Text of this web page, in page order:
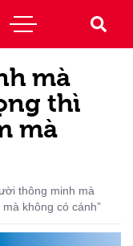
mà
thì
mà
thông minh mà
không có cánh”